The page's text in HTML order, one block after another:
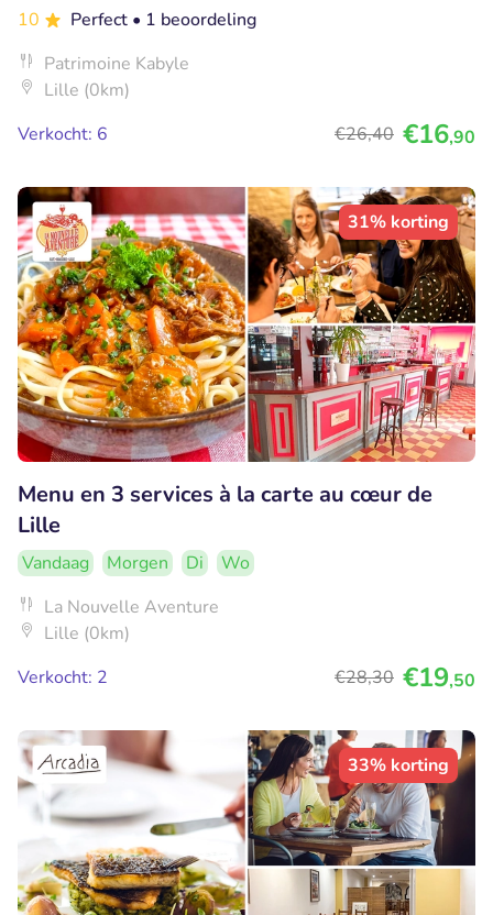
10
Perfect • 1 beoordeling
Patrimoine Kabyle
Lille (0km)
Verkocht: 6
€26,40 €16,90
31% korting
Menu en 3 services à la carte au cœur de
Lille
Vandaag Morgen Di
Wo
La Nouvelle Aventure
Lille (0km)
Verkocht: 2
€28,30 €19,50
33% korting